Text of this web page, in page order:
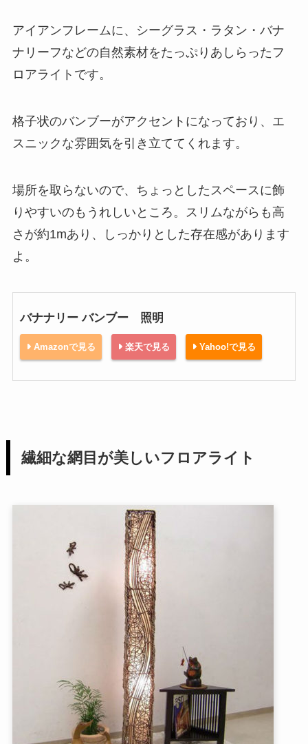
アイアンフレームに、シーグラス・ラタン・バナ
ナリーフなどの自然素材をたっぷりあしらったフ
ロアライトです。
格子状のバンブーがアクセントになっており、エ
スニックな雰囲気を引き立ててくれます。
場所を取らないので、ちょっとしたスペースに飾
りやすいのもうれしいところ。スリムながらも高
さが約1mあり、しっかりとした存在感があります
よ。
バナナリー バンブー 照明
Amazonで見る 楽天で見る Yahoo!で見る
繊細な網目が美しいフロアライト